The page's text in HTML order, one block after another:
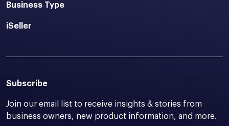
Business Type
iSeller
Subscribe
Join our email list to receive insights & stories from
business owners, new product information, and more.